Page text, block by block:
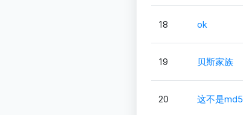
18 ok
19 贝斯家族
20 这不是md5